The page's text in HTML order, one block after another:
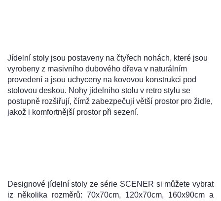
Jídelní stoly jsou postaveny na čtyřech nohách, které jsou
vyrobeny z masivního dubového dřeva v naturálním
provedení a jsou uchyceny na kovovou konstrukci pod
stolovou deskou. Nohy jídelního stolu v retro stylu se
postupně rozšiřují, čímž zabezpečují větší prostor pro židle,
jakož i komfortnější prostor při sezení.
Designové jídelní stoly ze série SCENER si můžete vybrat
iz několika rozměrů: 70x70cm, 120x70cm, 160x90cm a